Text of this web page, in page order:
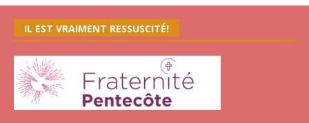
IL EST VRAIMENT RESSUSCITÉ!